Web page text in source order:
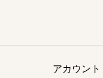
アカウント